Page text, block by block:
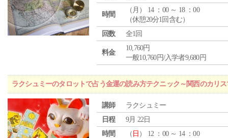
時間
（ 月 ） 14 ：00 ～ 18 ：00
（休憩20分1回含む）
回数
全1回
料金
10,760円
一般10,760円/入学者9,680円
ラクシュミーのタロットで占う金運の読み方テクニック～関西のカリ
講師
ラクシュミー
日程
9月 22日
時間
（ 日 ） 12 ：00 ～ 14 ：00